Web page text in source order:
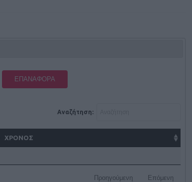
ΕΠΑΝΑΦΟΡΆ
Αναζήτηση:
ΧΡΟΝΟΣ
Προηγούμενη Επόμενη